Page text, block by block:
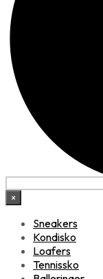
×
Sneakers
Kondisko
Loafers
Tennissko